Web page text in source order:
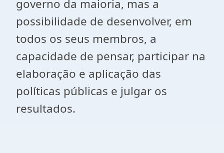
governo da maioria, mas a
possibilidade de desenvolver, em
todos os seus membros, a
capacidade de pensar, participar na
elaboração e aplicação das
políticas públicas e julgar os
resultados.